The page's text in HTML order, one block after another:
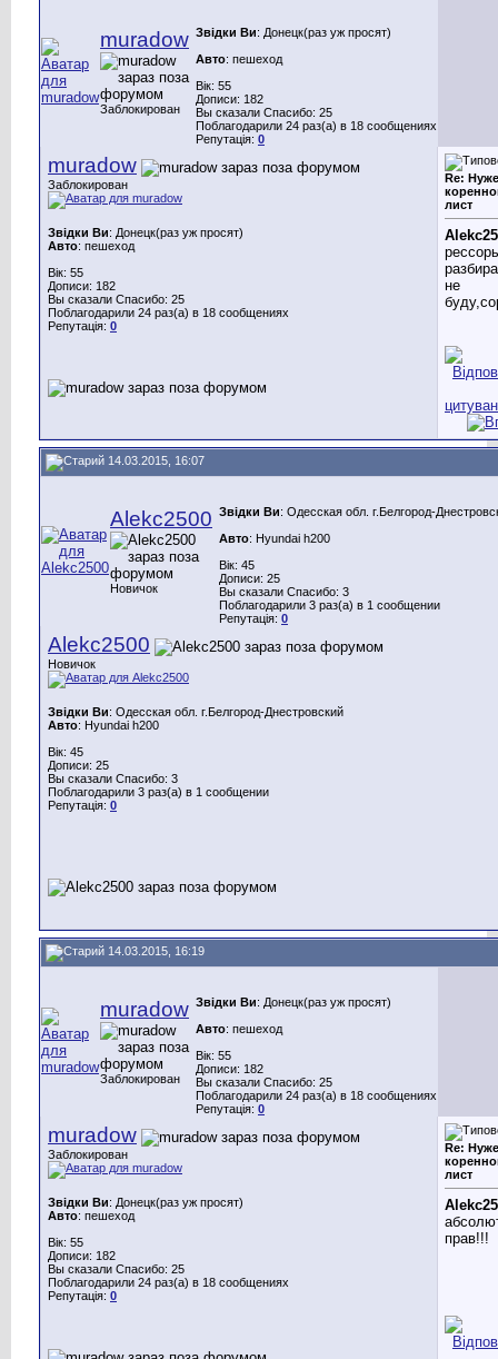
muradow
Заблокирован
Звідки Ви: Донецк(раз уж просят)
Авто: пешеход
Вік: 55
Дописи: 182
Вы сказали Спасибо: 25
Поблагодарили 24 раз(а) в 18 сообщениях
Репутація: 0
muradow
Заблокирован
Звідки Ви: Донецк(раз уж просят)
Авто: пешеход
Вік: 55
Дописи: 182
Вы сказали Спасибо: 25
Поблагодарили 24 раз(а) в 18 сообщениях
Репутація: 0
Re:
лист
не
14.03.2015, 16:07
Alekc2500
Новичок
Звідки Ви: Одесская обл. г.Белгород-
Авто: Hyundai h200
Вік: 45
Дописи: 25
Вы сказали Спасибо: 3
Поблагодарили 3 раз(а) в 1 сообщении
Репутація: 0
Alekc2500
Новичок
Звідки Ви: Одесская обл. г.Белгород-Днестровский
Авто: Hyundai h200
Вік: 45
Дописи: 25
Вы сказали Спасибо: 3
Поблагодарили 3 раз(а) в 1 сообщении
Репутація: 0
14.03.2015, 16:19
muradow
Заблокирован
Звідки Ви: Донецк(раз уж просят)
Авто: пешеход
Вік: 55
Дописи: 182
Вы сказали Спасибо: 25
Поблагодарили 24 раз(а) в 18 сообщениях
Репутація: 0
muradow
Заблокирован
Звідки Ви: Донецк(раз уж просят)
Авто: пешеход
Вік: 55
Дописи: 182
Вы сказали Спасибо: 25
Поблагодарили 24 раз(а) в 18 сообщениях
Репутація: 0
Re:
лист
прав!!!